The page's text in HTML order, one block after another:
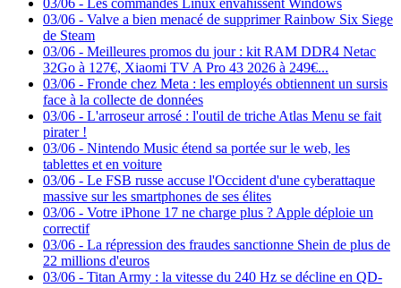
03/06 - Les commandes Linux envahissent Windows
03/06 - Valve a bien menacé de supprimer Rainbow Six Siege
de Steam
03/06 - Meilleures promos du jour : kit RAM DDR4 Netac
32Go à 127€, Xiaomi TV A Pro 43 2026 à 249€...
03/06 - Fronde chez Meta : les employés obtiennent un sursis
face à la collecte de données
03/06 - L'arroseur arrosé : l'outil de triche Atlas Menu se fait
pirater !
03/06 - Nintendo Music étend sa portée sur le web, les
tablettes et en voiture
03/06 - Le FSB russe accuse l'Occident d'une cyberattaque
massive sur les smartphones de ses élites
03/06 - Votre iPhone 17 ne charge plus ? Apple déploie un
correctif
03/06 - La répression des fraudes sanctionne Shein de plus de
22 millions d'euros
03/06 - Titan Army : la vitesse du 240 Hz se décline en QD-